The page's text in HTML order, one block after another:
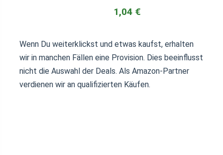
1,04 €
Wenn Du weiterklickst und etwas kaufst, erhalten
wir in manchen Fällen eine Provision. Dies beeinflusst
nicht die Auswahl der Deals. Als Amazon-Partner
verdienen wir an qualifizierten Käufen.